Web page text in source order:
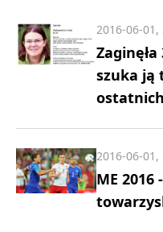
szuka ją
2016-06-01,
ME 2016
2016-06-01,